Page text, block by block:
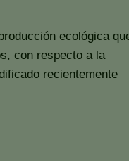
ecológica
con respecto a la
recientemente